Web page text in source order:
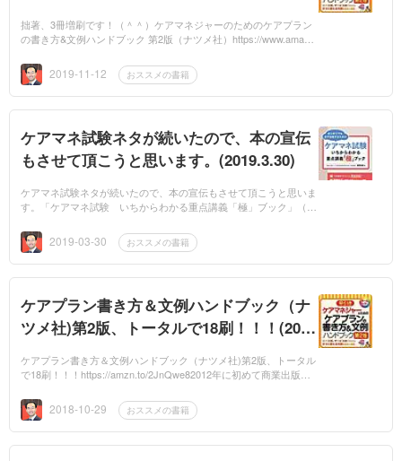
拙著、3冊増刷です！（＾＾）ケアマネジャーのためのケアプラン
の書き方&文例ハンドブック 第2版（ナツメ社）https://www.amazo
3%82%A2%E3%83%9E%E3%83%8D%E3...
2019-11-12 おススメの書籍
ケアマネ試験ネタが続いたので、本の宣伝
もさせて頂こうと思います。(2019.3.30)
ケアマネ試験ネタが続いたので、本の宣伝もさせて頂こうと思いま
す。「ケアマネ試験 いちからわかる重点講義「極」ブック」（メ
す。特に介護支...
2019-03-30 おススメの書籍
ケアプラン書き方＆文例ハンドブック（ナ
ツメ社)第2版、トータルで18刷！！！(201
ケアプラン書き方＆文例ハンドブック（ナツメ社)第2版、トータル
で18刷！！！https://amzn.to/2JnQwe82012年に初めて商業出版と
で11刷。そ...2018-10-29 おススメの書籍